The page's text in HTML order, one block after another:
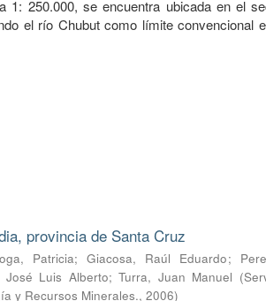
1: 250.000, se encuentra ubicada en el
el río Chubut como límite convencional
provincia de Santa Cruz
Patricia;Giacosa, Raúl Eduardo;
José Luis Alberto;Turra, Juan Manuel (
y Recursos Minerales.,2006)